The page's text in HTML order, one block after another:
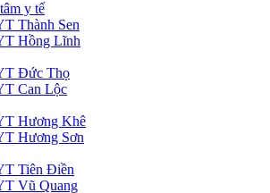
y tế
Thành Sen
Hồng Lĩnh
Đức Thọ
Can Lộc
Hương Khê
Hương Sơn
Tiên Điền
Vũ Quang